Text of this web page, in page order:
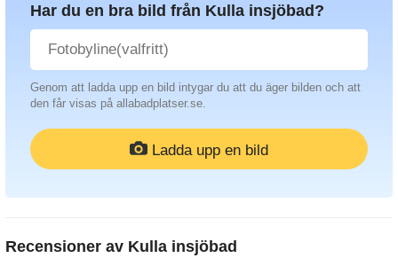
Har du en bra bild från Kulla insjöbad?
Genom att ladda upp en bild intygar du att du äger bilden och att
den får visas på allabadplatser.se.
Ladda upp en bild
Recensioner av Kulla insjöbad